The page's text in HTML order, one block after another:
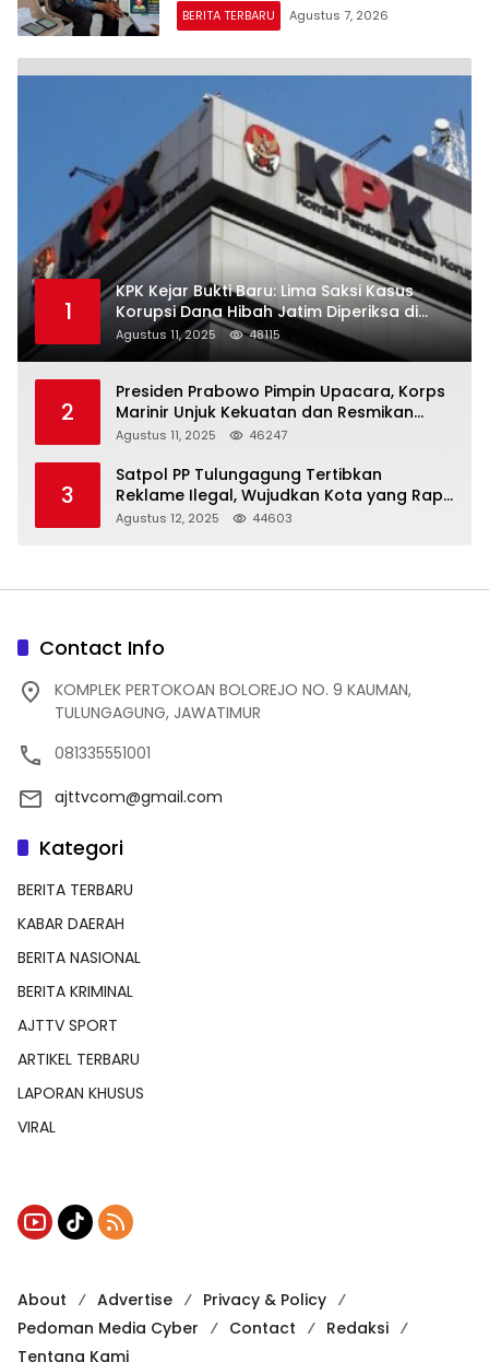
BERITA TERBARU Agustus 7, 2026
1
KPK Kejar Bukti Baru: Lima Saksi Kasus
Korupsi Dana Hibah Jatim Diperiksa di
Trenggalek
Agustus 11, 2025 48115
2
Presiden Prabowo Pimpin Upacara, Korps
Marinir Unjuk Kekuatan dan Resmikan
Struktur Baru
Agustus 11, 2025 46247
3
Satpol PP Tulungagung Tertibkan
Reklame Ilegal, Wujudkan Kota yang Rapi
dan Indah
Agustus 12, 2025 44603
Contact Info
KOMPLEK PERTOKOAN BOLOREJO NO. 9 KAUMAN,
TULUNGAGUNG, JAWATIMUR
081335551001
ajttvcom@gmail.com
Kategori
BERITA TERBARU
KABAR DAERAH
BERITA NASIONAL
BERITA KRIMINAL
AJTTV SPORT
ARTIKEL TERBARU
LAPORAN KHUSUS
VIRAL
About Advertise
Privacy & Policy
Pedoman Media Cyber
Contact
Redaksi
Tentang Kami